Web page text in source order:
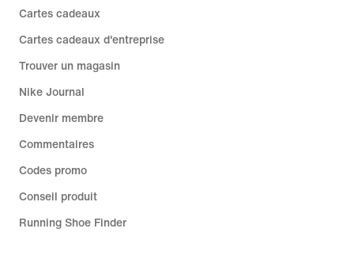
Cartes cadeaux
Cartes cadeaux d'entreprise
Trouver un magasin
Nike Journal
Devenir membre
Commentaires
Codes promo
Conseil produit
Running Shoe Finder